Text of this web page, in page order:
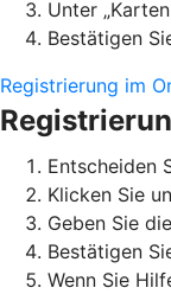
Unter
Bestätigen
Registrierung im
Entscheiden
Klicken Sie
Geben Sie
Bestätigen
Wenn Sie